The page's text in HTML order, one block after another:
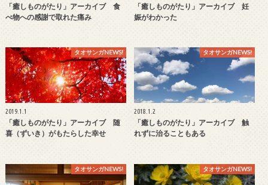
「癒しものがたり」アーカイブ 食
べ物への感謝で取れた痛み
「癒しものがたり」アーカイブ 妊
娠がわかった
タオサンガNEWS!
2019.1.1
「癒しものがたり」アーカイブ 随
喜（ずいき）がもたらした幸せ
タオサンガNEWS!
2018.1.2
「癒しものがたり」アーカイブ 触
れずに治ることもある
タオサンガNEWS! タオサンガNEWS!